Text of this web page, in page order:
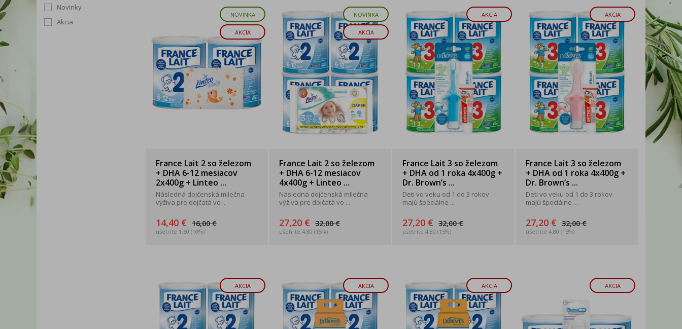
Novinky
Akcia
NOVINKA
AKCIA
France Lait 2 so železom
+ DHA 6-12 mesiacov
2x400g + Linteo ...
Následná dojčenská mliečna
výživa pre dojčatá vo ...
14,40 € 16,00 €
ušetríte 1,60 (10%)
NOVINKA
AKCIA
France Lait 2 so železom
+ DHA 6-12 mesiacov
4x400g + Linteo ...
Následná dojčenská mliečna
výživa pre dojčatá vo ...
27,20 € 32,00 €
ušetríte 4,80 (15%)
AKCIA
France Lait 3 so železom
+ DHA od 1 roka 4x400g +
Dr. Brown’s ...
Deti vo veku od 1 do 3 rokov
majú špeciálne ...
27,20 € 32,00 €
ušetríte 4,80 (15%)
AKCIA
France Lait 3 so železom
+ DHA od 1 roka 4x400g +
Dr. Brown’s ...
Deti vo veku od 1 do 3 rokov
majú špeciálne ...
27,20 € 32,00 €
ušetríte 4,80 (15%)
AKCIA AKCIA AKCIA AKCIA